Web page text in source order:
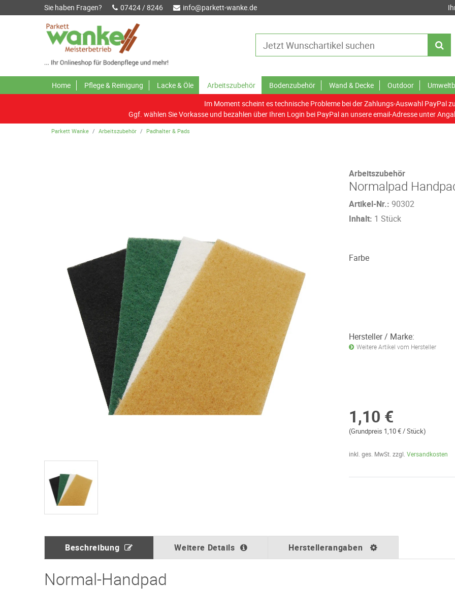
Sie haben Fragen? 07424 / 8246 info@parkett-wanke.de
Home Pflege & Reinigung Lacke & Öle Arbeitszubehör Bodenzubehör Wand & Decke Outdoor
Im Moment scheint es technische Probleme bei der Zahlungs-Auswahl PayPal
Ggf. wählen Sie Vorkasse und bezahlen über Ihren Login bei PayPal an unsere email-Adresse unter
Parkett Wanke Arbeitszubehör Padhalter & Pads
Arbeitszubehör
Normalpad
Artikel-Nr.: 90302
Inhalt: 1 Stück
Farbe
Hersteller / Marke:
Weitere Artikel vom Hersteller
1,10 €
(Grundpreis 1,10 € / Stück)
inkl. ges. MwSt. zzgl. Versandkosten
Beschreibung Weitere Details Herstellerangaben
Normal-Handpad